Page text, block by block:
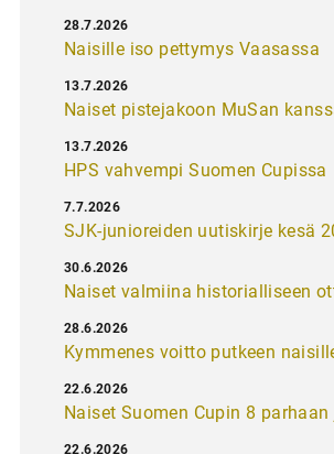
Naisille iso pettymys Vaasassa
28.7.2026
Naiset pistejakoon MuSan
13.7.2026
HPS vahvempi Suomen Cupissa
13.7.2026
SJK-junioreiden uutiskirje kesä
7.7.2026
Naiset valmiina historialliseen
30.6.2026
Kymmenes voitto putkeen
28.6.2026
Naiset Suomen Cupin 8
22.6.2026
22.6.2026